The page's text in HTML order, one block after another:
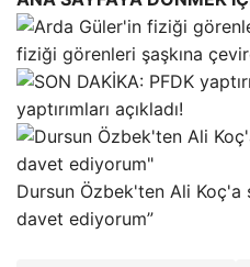
fiziği görenleri şaşkına
yaptırımları açıkladı!
Dursun Özbek'ten Ali Koç'a
davet ediyorum”